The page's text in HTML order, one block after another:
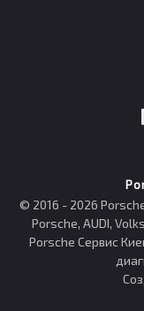
© 2016 - 2026
Porsche, AUDI,
Porsche Сервис